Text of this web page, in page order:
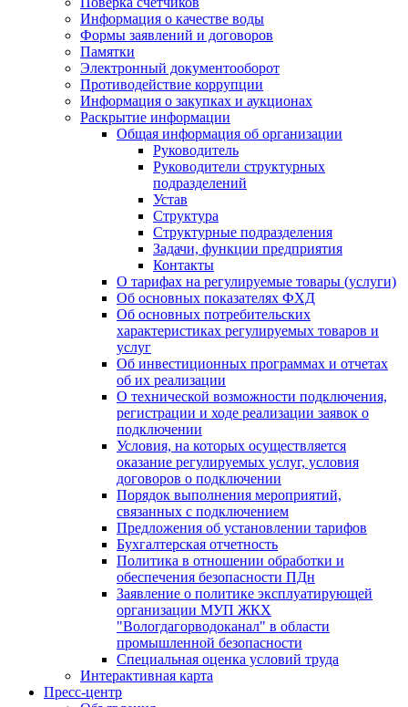
Информация о качестве воды
Формы заявлений и договоров
Памятки
Электронный документооборот
Противодействие коррупции
Информация о закупках и аукционах
Раскрытие информации
Общая информация об организации
Руководитель
Руководители структурных
подразделений
Устав
Структура
Структурные подразделения
Задачи, функции предприятия
Контакты
О тарифах на регулируемые товары (услуги)
Об основных показателях ФХД
Об основных потребительских
характеристиках регулируемых товаров и
услуг
Об инвестиционных программах и отчетах
об их реализации
О технической возможности подключения,
регистрации и ходе реализации заявок о
подключении
Условия, на которых осуществляется
оказание регулируемых услуг, условия
договоров о подключении
Порядок выполнения мероприятий,
связанных с подключением
Предложения об установлении тарифов
Бухгалтерская отчетность
Политика в отношении обработки и
обеспечения безопасности ПДн
Заявление о политике эксплуатирующей
организации МУП ЖКХ
"Вологдагорводоканал" в области
промышленной безопасности
Специальная оценка условий труда
Интерактивная карта
Пресс-центр